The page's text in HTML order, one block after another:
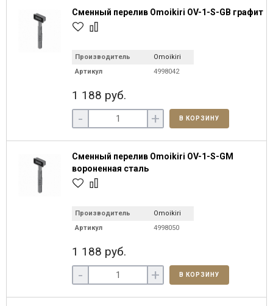
Сменный перелив Omoikiri OV-1-S-GB графит
Производитель
Omoikiri
Артикул
4998042
1 188 руб.
- + В КОРЗИНУ
Сменный перелив Omoikiri OV-1-S-GM
вороненная сталь
Производитель
Omoikiri
Артикул
4998050
1 188 руб.
- + В КОРЗИНУ